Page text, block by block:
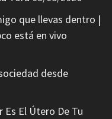
que llevas dentro |
está en vivo
desde
Es El Útero De Tu